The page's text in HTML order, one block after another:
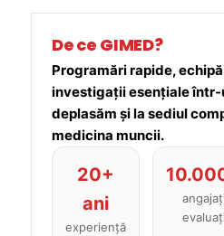
De ce GIMED?
Programări rapide,
investigații esențiale într-
deplasăm și la sediul
medicina muncii.
20+
ani
experiență
angajați
evaluați